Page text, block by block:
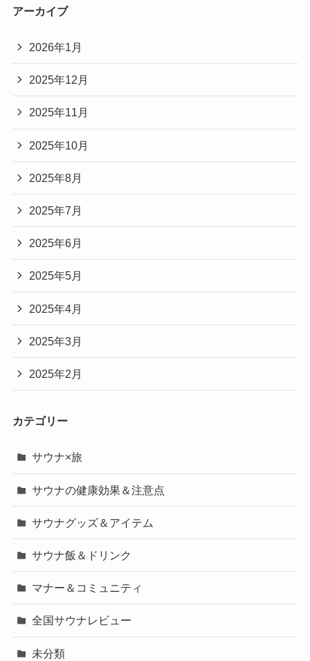
アーカイブ
2026年1月
2025年12月
2025年11月
2025年10月
2025年8月
2025年7月
2025年6月
2025年5月
2025年4月
2025年3月
2025年2月
カテゴリー
サウナ×旅
サウナの健康効果＆注意点
サウナグッズ＆アイテム
サウナ飯＆ドリンク
マナー＆コミュニティ
全国サウナレビュー
未分類